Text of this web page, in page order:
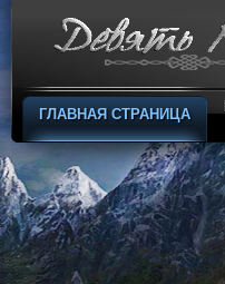
ГЛАВНАЯ СТРАНИЦА